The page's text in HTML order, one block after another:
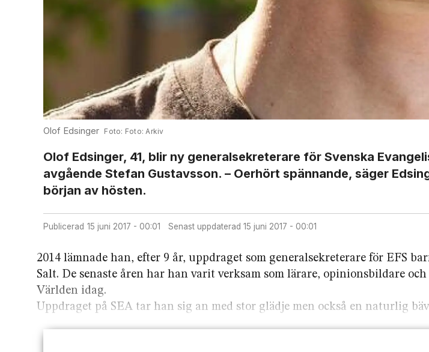
Olof Edsinger Foto: Arkiv
Olof Edsinger, 41, blir ny generalsekreterare för Svenska
avgående Stefan Gustavsson. – Oerhört spännande, säger
början av hösten.
Publicerad 15 juni 2017 - 00:01 Senast uppdaterad 15 juni 2017 - 00:01
2014 lämnade han, efter 9 år, uppdraget som generalsekreterare för EFS
Salt. De senaste åren har han varit verksam som lärare, opinionsbildare
Världen idag.
Uppdraget på SEA tar han sig an med stor glädje men också en naturlig